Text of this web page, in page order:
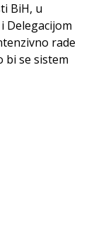
BiH, u
Delegacijom
rade
bi se sistem